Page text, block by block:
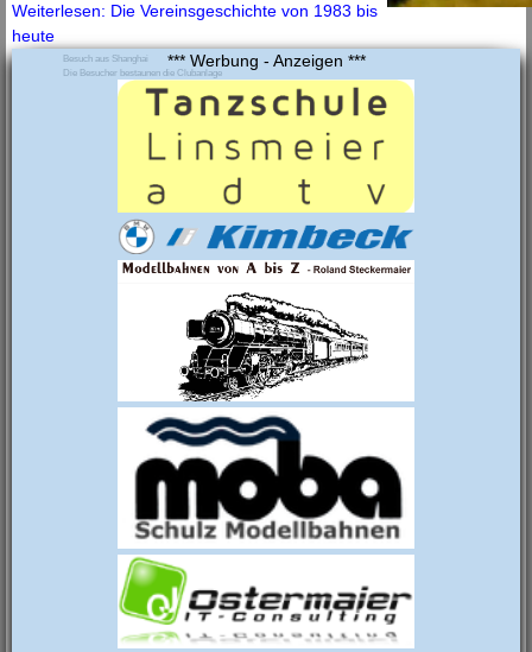
Besuch aus Shanghai
Die Besucher bestaunen die Clubanlage
Weiterlesen: Die Vereinsgeschichte von 1983 bis
heute
*** Werbung - Anzeigen ***